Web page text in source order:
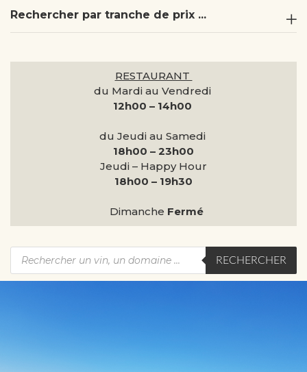
Rechercher par tranche de prix ...
RESTAURANT
du Mardi au Vendredi
12h00 – 14h00
du Jeudi au Samedi
18h00 – 23h00
Jeudi – Happy Hour
18h00 – 19h30
Dimanche Fermé
RECHERCHER